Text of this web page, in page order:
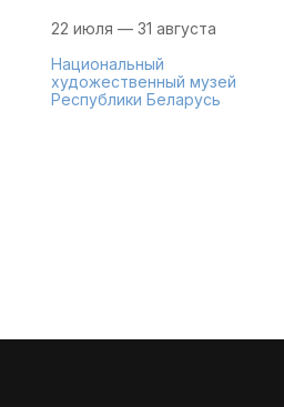
22 июля — 31 августа
Национальный
художественный музей
Республики Беларусь